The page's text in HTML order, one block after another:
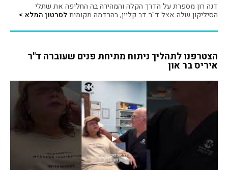
דנה רון מספרת על הדרך הקלה והמהירה בה החליפה את שתלי
הסיליקון שלה אצל ד"ר דב קליין, בהרדמה מקומיתלסרטון המלא >
הצטרפנו לתהליך ניתוח מתיחת פנים שעוברה ד"ר
איריס בר און